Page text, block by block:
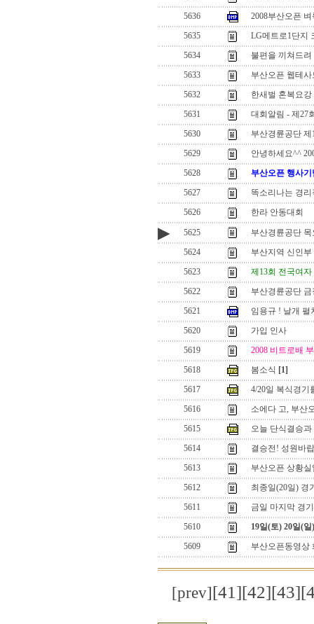
5636
2008부산오픈
5635
LG메트로1단지
5634
불편을 끼쳐드
5633
부산오픈 웹테
5632
한새벌 혼복요강
5631
대회알림 - 제27
5630
부산경륜공단
5629
안녕하세요^^
5628
부산오픈 행사기
5627
똑소리나는 경
5626
한라 안동대회
▶ 5625
부산경륜공단
5624
부산지역 신인
5623
제13회 전국여
5622
부산경륜공단
5621
임용규 ! 날개 펼
5620
가입 인사
5619
2008 비트로배
5618
봄소식 [1]
5617
4/20일 복식경기
5616
소에다 고, 부산
5615
오늘 단식결승
5614
결승전! 성원바
5613
부산오픈 상황실
5612
최종일(20일) 경
5611
금일 마지막 경
5610
19일(토) 20일(
5609
부산오픈동영상
[prev][41][42][43]